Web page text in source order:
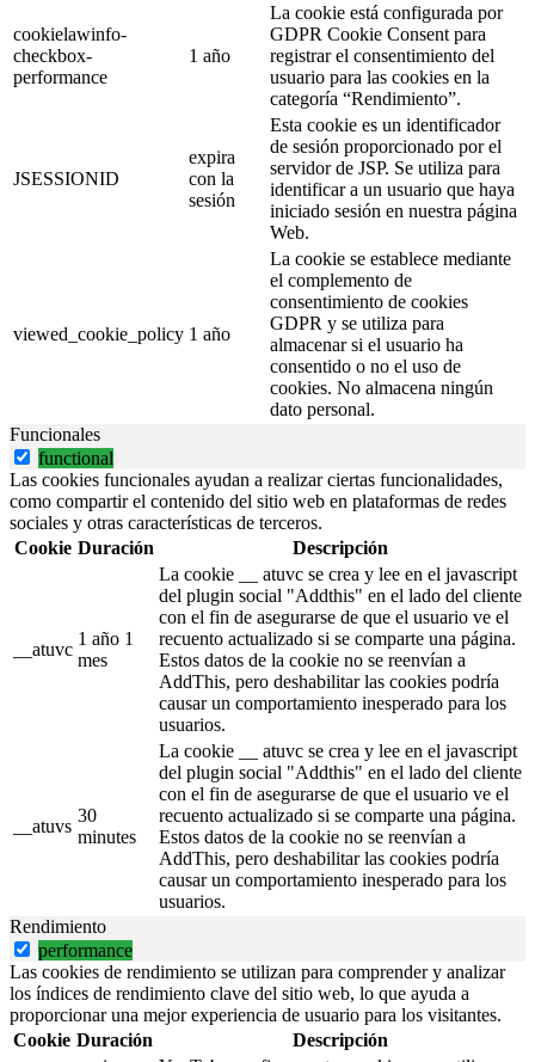
cookielawinfo-
checkbox-
performance
1 año
La cookie está configurada por
GDPR Cookie Consent para
registrar el consentimiento del
usuario para las cookies en la
categoría “Rendimiento”.
JSESSIONID
expira
con la
sesión
Esta cookie es un identificador
de sesión proporcionado por el
servidor de JSP. Se utiliza para
identificar a un usuario que haya
iniciado sesión en nuestra página
Web.
viewed_cookie_policy 1 año
La cookie se establece mediante
el complemento de
consentimiento de cookies
GDPR y se utiliza para
almacenar si el usuario ha
consentido o no el uso de
cookies. No almacena ningún
dato personal.
Funcionales
functional
Las cookies funcionales ayudan a realizar ciertas funcionalidades,
como compartir el contenido del sitio web en plataformas de redes
sociales y otras características de terceros.
Cookie Duración Descripción
__atuvc
1 año 1
mes
La cookie __ atuvc se crea y lee en el javascript
del plugin social "Addthis" en el lado del cliente
con el fin de asegurarse de que el usuario ve el
recuento actualizado si se comparte una página.
Estos datos de la cookie no se reenvían a
AddThis, pero deshabilitar las cookies podría
causar un comportamiento inesperado para los
usuarios.
__atuvs
30
minutes
La cookie __ atuvc se crea y lee en el javascript
del plugin social "Addthis" en el lado del cliente
con el fin de asegurarse de que el usuario ve el
recuento actualizado si se comparte una página.
Estos datos de la cookie no se reenvían a
AddThis, pero deshabilitar las cookies podría
causar un comportamiento inesperado para los
usuarios.
Rendimiento
performance
Las cookies de rendimiento se utilizan para comprender y analizar
los índices de rendimiento clave del sitio web, lo que ayuda a
proporcionar una mejor experiencia de usuario para los visitantes.
Cookie Duración
Descripción